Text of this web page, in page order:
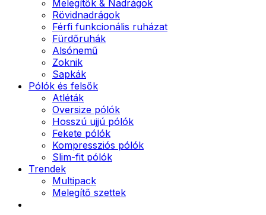
Melegítők & Nadrágok
Rövidnadrágok
Férfi funkcionális ruházat
Fürdőruhák
Alsónemű
Zoknik
Sapkák
Pólók és felsők
Atléták
Oversize pólók
Hosszú ujjú pólók
Fekete pólók
Kompressziós pólók
Slim-fit pólók
Trendek
Multipack
Melegítő szettek